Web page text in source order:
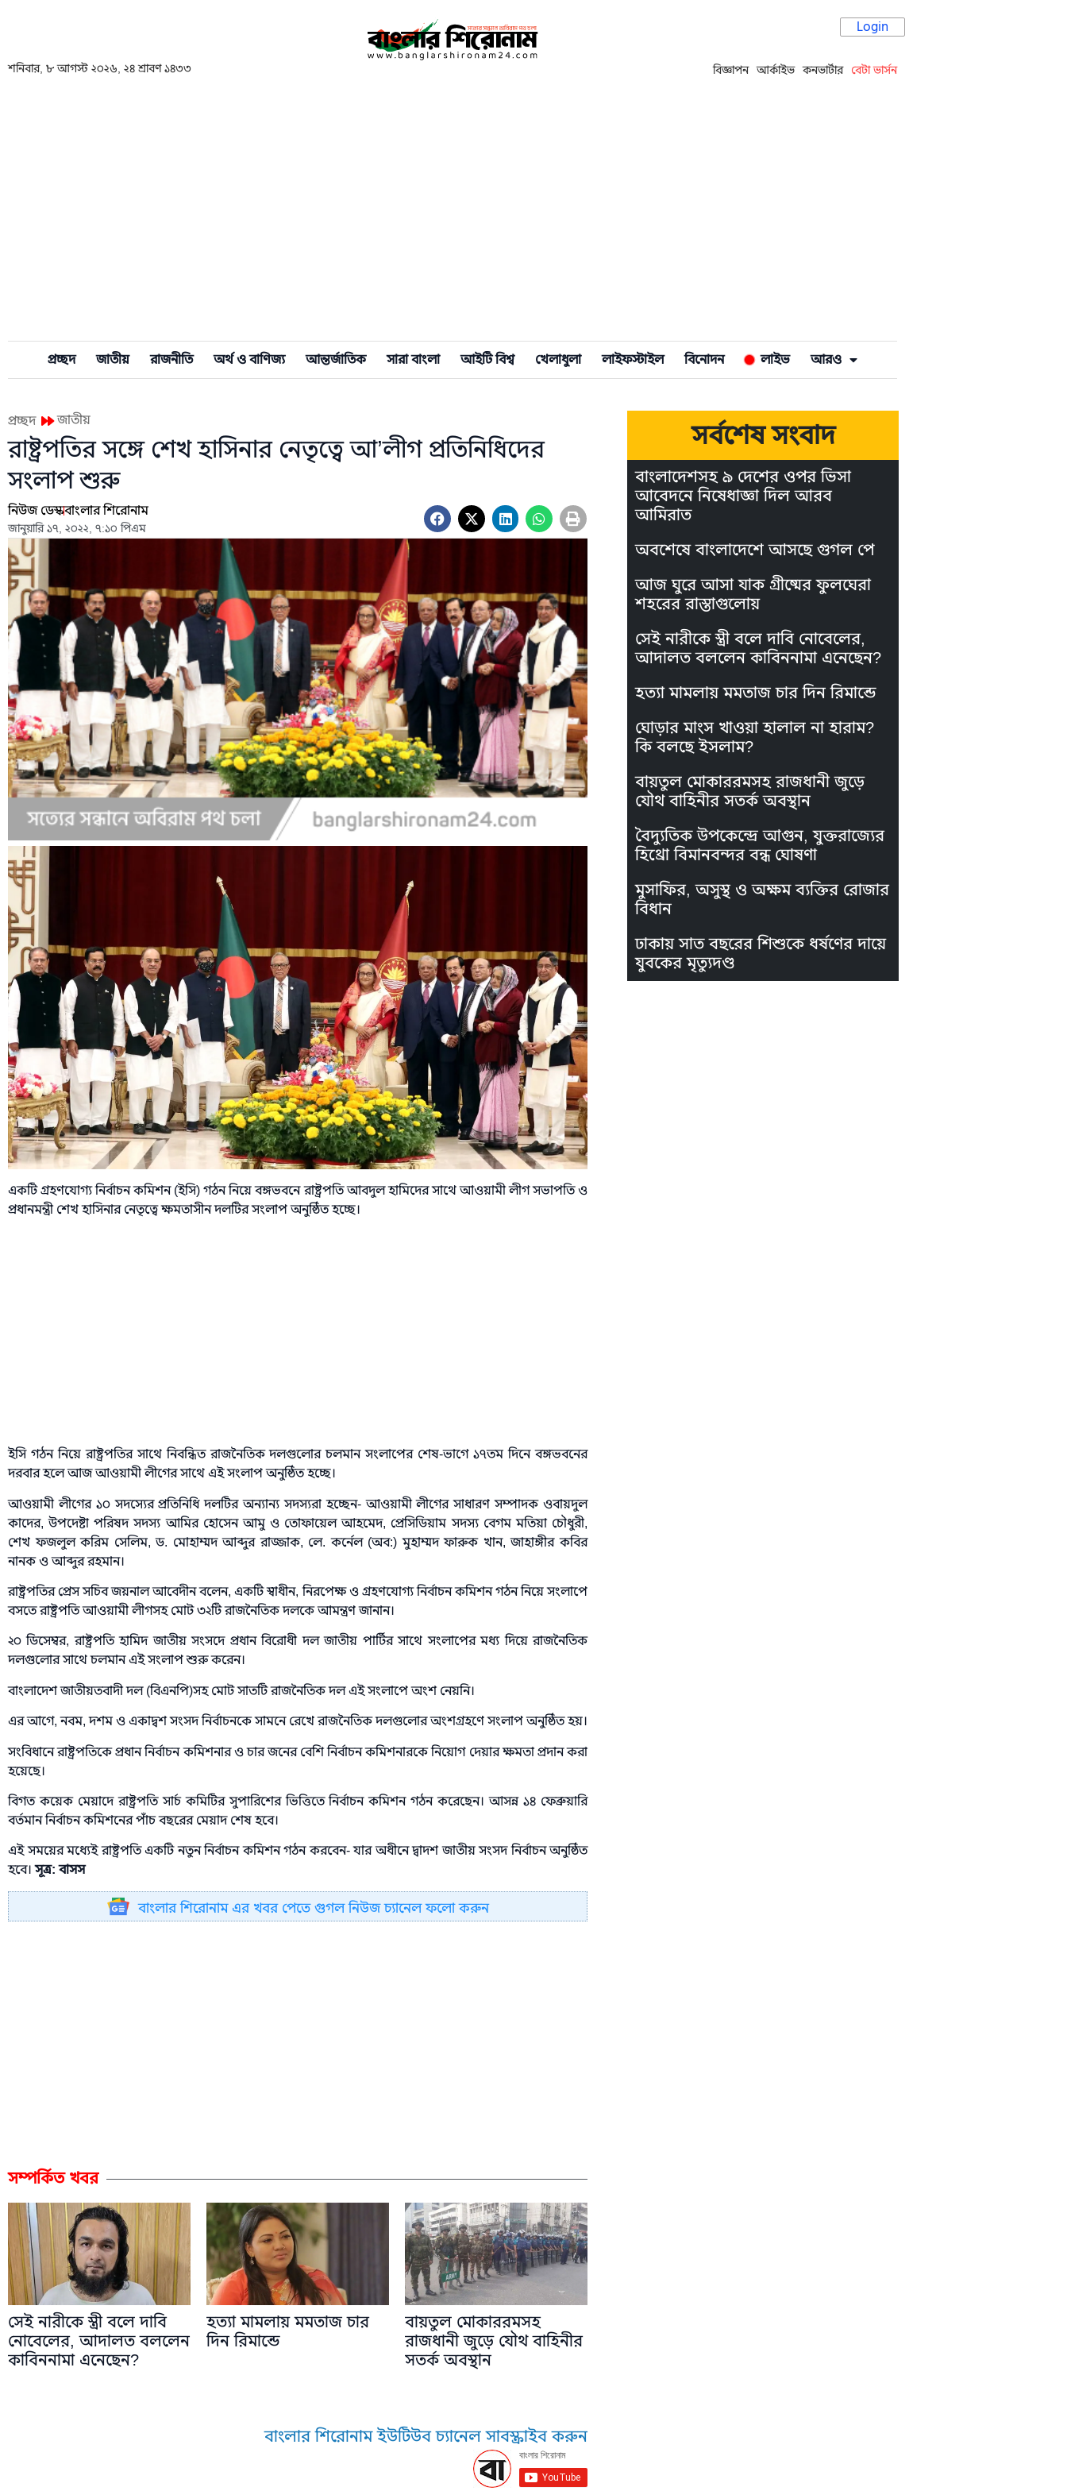
Login
শনিবার, ৮ আগস্ট ২০২৬, ২৪ শ্রাবণ ১৪৩৩ বিজ্ঞাপন আর্কাইভ কনভার্টার বেটা ভার্সন
প্রচ্ছদ জাতীয় রাজনীতি অর্থ ও বাণিজ্য আন্তর্জাতিক সারা বাংলা আইটি বিশ্ব খেলাধুলা লাইফস্টাইল বিনোদন লাইভ আরও
প্রচ্ছদ জাতীয়
রাষ্ট্রপতির সঙ্গে শেখ হাসিনার নেতৃত্বে আ’লীগ প্রতিনিধিদের
সংলাপ শুরু
নিউজ ডেস্কবাংলার শিরোনাম
জানুয়ারি ১৭, ২০২২, ৭:১০ পিএম
একটি গ্রহণযোগ্য নির্বাচন কমিশন (ইসি) গঠন নিয়ে বঙ্গভবনে রাষ্ট্রপতি আবদুল হামিদের সাথে আওয়ামী লীগ সভাপতি ও
প্রধানমন্ত্রী শেখ হাসিনার নেতৃত্বে ক্ষমতাসীন দলটির সংলাপ অনুষ্ঠিত হচ্ছে।
ইসি গঠন নিয়ে রাষ্ট্রপতির সাথে নিবন্ধিত রাজনৈতিক দলগুলোর চলমান সংলাপের শেষ-ভাগে ১৭তম দিনে বঙ্গভবনের
দরবার হলে আজ আওয়ামী লীগের সাথে এই সংলাপ অনুষ্ঠিত হচ্ছে।
আওয়ামী লীগের ১০ সদস্যের প্রতিনিধি দলটির অন্যান্য সদস্যরা হচ্ছেন- আওয়ামী লীগের সাধারণ সম্পাদক ওবায়দুল
কাদের, উপদেষ্টা পরিষদ সদস্য আমির হোসেন আমু ও তোফায়েল আহমেদ, প্রেসিডিয়াম সদস্য বেগম মতিয়া চৌধুরী,
শেখ ফজলুল করিম সেলিম, ড. মোহাম্মদ আব্দুর রাজ্জাক, লে. কর্নেল (অব:) মুহাম্মদ ফারুক খান, জাহাঙ্গীর কবির
নানক ও আব্দুর রহমান।
রাষ্ট্রপতির প্রেস সচিব জয়নাল আবেদীন বলেন, একটি স্বাধীন, নিরপেক্ষ ও গ্রহণযোগ্য নির্বাচন কমিশন গঠন নিয়ে সংলাপে
বসতে রাষ্ট্রপতি আওয়ামী লীগসহ মোট ৩২টি রাজনৈতিক দলকে আমন্ত্রণ জানান।
২০ ডিসেম্বর, রাষ্ট্রপতি হামিদ জাতীয় সংসদে প্রধান বিরোধী দল জাতীয় পার্টির সাথে সংলাপের মধ্য দিয়ে রাজনৈতিক
দলগুলোর সাথে চলমান এই সংলাপ শুরু করেন।
বাংলাদেশ জাতীয়তবাদী দল (বিএনপি)সহ মোট সাতটি রাজনৈতিক দল এই সংলাপে অংশ নেয়নি।
এর আগে, নবম, দশম ও একাদ্বশ সংসদ নির্বাচনকে সামনে রেখে রাজনৈতিক দলগুলোর অংশগ্রহণে সংলাপ অনুষ্ঠিত হয়।
সংবিধানে রাষ্ট্রপতিকে প্রধান নির্বাচন কমিশনার ও চার জনের বেশি নির্বাচন কমিশনারকে নিয়োগ দেয়ার ক্ষমতা প্রদান করা
হয়েছে।
বিগত কয়েক মেয়াদে রাষ্ট্রপতি সার্চ কমিটির সুপারিশের ভিত্তিতে নির্বাচন কমিশন গঠন করেছেন। আসন্ন ১৪ ফেব্রুয়ারি
বর্তমান নির্বাচন কমিশনের পাঁচ বছরের মেয়াদ শেষ হবে।
এই সময়ের মধ্যেই রাষ্ট্রপতি একটি নতুন নির্বাচন কমিশন গঠন করবেন- যার অধীনে দ্বাদশ জাতীয় সংসদ নির্বাচন অনুষ্ঠিত
হবে।সূত্র: বাসস
বাংলার শিরোনাম এর খবর পেতে গুগল নিউজ চ্যানেল ফলো করুন
সম্পর্কিত খবর
সেই নারীকে স্ত্রী বলে দাবি
নোবেলের, আদালত বললেন
কাবিননামা এনেছেন?
হত্যা মামলায় মমতাজ চার
দিন রিমান্ডে
বায়তুল মোকাররমসহ
রাজধানী জুড়ে যৌথ বাহিনীর
সতর্ক অবস্থান
বাংলার শিরোনাম ইউটিউব চ্যানেল সাবস্ক্রাইব করুন
সর্বশেষ সংবাদ
বাংলাদেশসহ ৯ দেশের ওপর ভিসা
আবেদনে নিষেধাজ্ঞা দিল আরব
আমিরাত
অবশেষে বাংলাদেশে আসছে গুগল পে
আজ ঘুরে আসা যাক গ্রীষ্মের ফুলঘেরা
শহরের রাস্তাগুলোয়
সেই নারীকে স্ত্রী বলে দাবি নোবেলের,
আদালত বললেন কাবিননামা এনেছেন?
হত্যা মামলায় মমতাজ চার দিন রিমান্ডে
ঘোড়ার মাংস খাওয়া হালাল না হারাম?
কি বলছে ইসলাম?
বায়তুল মোকাররমসহ রাজধানী জুড়ে
যৌথ বাহিনীর সতর্ক অবস্থান
বৈদ্যুতিক উপকেন্দ্রে আগুন, যুক্তরাজ্যের
হিথ্রো বিমানবন্দর বন্ধ ঘোষণা
মুসাফির, অসুস্থ ও অক্ষম ব্যক্তির রোজার
বিধান
ঢাকায় সাত বছরের শিশুকে ধর্ষণের দায়ে
যুবকের মৃত্যুদণ্ড